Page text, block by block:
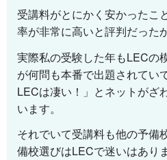
受講料がとにかく安かったこ
率が非常に高いと評判だった
実際私の受験した年もLECの
が何問も本番で出題されてい
LECは凄い！」とネットがざ
います。
それでいて受講料も他の予備
備校選びはLECで迷いはあり